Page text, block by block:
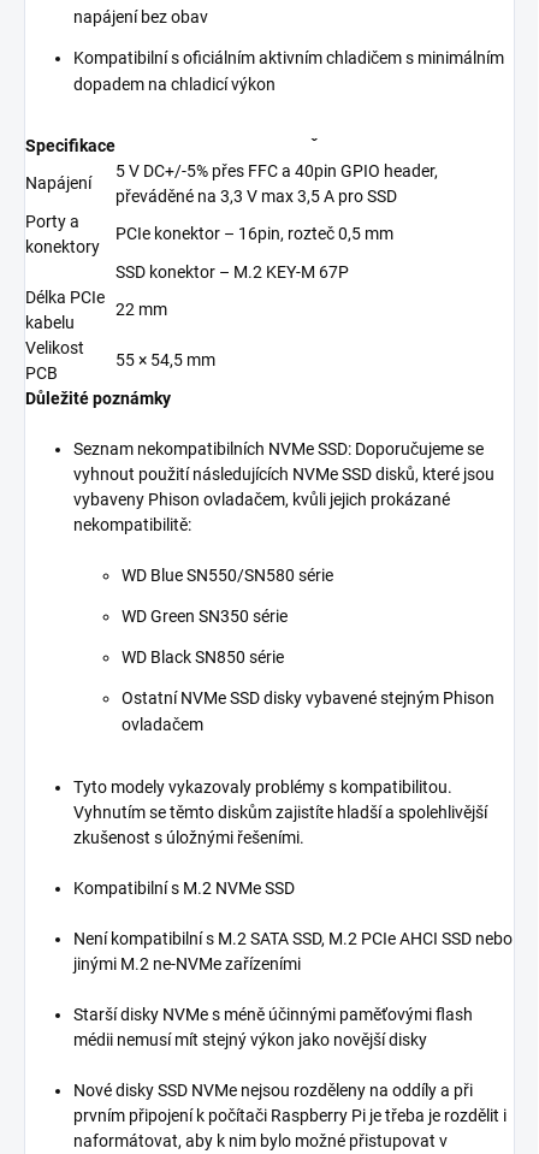
napájení bez obav
Kompatibilní s oficiálním aktivním chladičem s minimálním
dopadem na chladicí výkon
Specifikace
ˇ
Napájení
5 V DC+/-5% přes FFC a 40pin GPIO header,
převáděné na 3,3 V max 3,5 A pro SSD
Porty a
konektory
PCIe konektor – 16pin, rozteč 0,5 mm
SSD konektor – M.2 KEY-M 67P
Délka PCIe
kabelu
22 mm
Velikost
PCB
55 × 54,5 mm
Důležité poznámky
Seznam nekompatibilních NVMe SSD: Doporučujeme se
vyhnout použití následujících NVMe SSD disků, které jsou
vybaveny Phison ovladačem, kvůli jejich prokázané
nekompatibilitě:
WD Blue SN550/SN580 série
WD Green SN350 série
WD Black SN850 série
Ostatní NVMe SSD disky vybavené stejným Phison
ovladačem
Tyto modely vykazovaly problémy s kompatibilitou.
Vyhnutím se těmto diskům zajistíte hladší a spolehlivější
zkušenost s úložnými řešeními.
Kompatibilní s M.2 NVMe SSD
Není kompatibilní s M.2 SATA SSD, M.2 PCIe AHCI SSD nebo
jinými M.2 ne-NVMe zařízeními
Starší disky NVMe s méně účinnými paměťovými flash
médii nemusí mít stejný výkon jako novější disky
Nové disky SSD NVMe nejsou rozděleny na oddíly a při
prvním připojení k počítači Raspberry Pi je třeba je rozdělit i
naformátovat, aby k nim bylo možné přistupovat v